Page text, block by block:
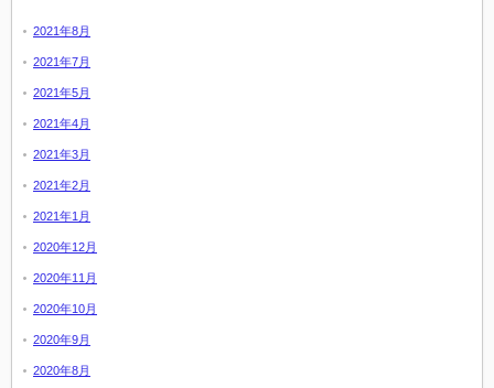
2021年8月
2021年7月
2021年5月
2021年4月
2021年3月
2021年2月
2021年1月
2020年12月
2020年11月
2020年10月
2020年9月
2020年8月